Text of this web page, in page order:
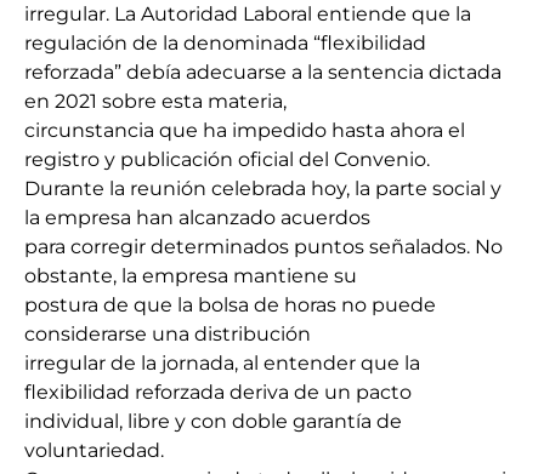
irregular. La Autoridad Laboral entiende que la
regulación de la denominada “flexibilidad
reforzada” debía adecuarse a la sentencia dictada
en 2021 sobre esta materia,
circunstancia que ha impedido hasta ahora el
registro y publicación oficial del Convenio.
Durante la reunión celebrada hoy, la parte social y
la empresa han alcanzado acuerdos
para corregir determinados puntos señalados. No
obstante, la empresa mantiene su
postura de que la bolsa de horas no puede
considerarse una distribución
irregular de la jornada, al entender que la
flexibilidad reforzada deriva de un pacto
individual, libre y con doble garantía de
voluntariedad.